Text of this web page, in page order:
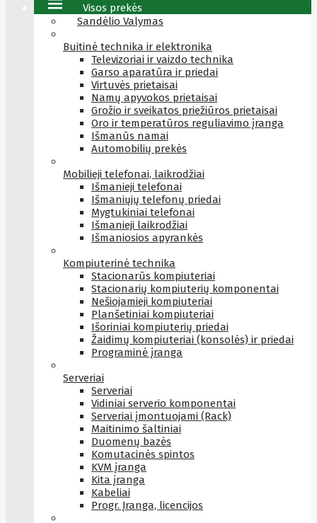
Visos prekės
Sandėlio Valymas
Buitinė technika ir elektronika
Televizoriai ir vaizdo technika
Garso aparatūra ir priedai
Virtuvės prietaisai
Namų apyvokos prietaisai
Grožio ir sveikatos priežiūros prietaisai
Oro ir temperatūros reguliavimo įranga
Išmanūs namai
Automobilių prekės
Mobilieji telefonai, laikrodžiai
Išmanieji telefonai
Išmaniųjų telefonų priedai
Mygtukiniai telefonai
Išmanieji laikrodžiai
Išmaniosios apyrankės
Kompiuterinė technika
Stacionarūs kompiuteriai
Stacionarių kompiuterių komponentai
Nešiojamieji kompiuteriai
Planšetiniai kompiuteriai
Išoriniai kompiuterių priedai
Žaidimų kompiuteriai (konsolės) ir priedai
Programinė įranga
Serveriai
Serveriai
Vidiniai serverio komponentai
Serveriai įmontuojami (Rack)
Maitinimo šaltiniai
Duomenų bazės
Komutacinės spintos
KVM įranga
Kita įranga
Kabeliai
Progr. Įranga, licencijos